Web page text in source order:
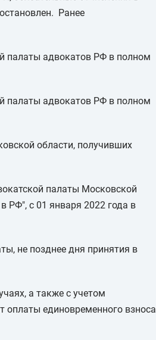
Ранее
палаты адвокатов РФ в полном
палаты адвокатов РФ в полном
области, получивших
палаты Московской
РФ", с 01 января 2022 года в
не позднее дня принятия в
а также с учетом
оплаты единовременного взноса